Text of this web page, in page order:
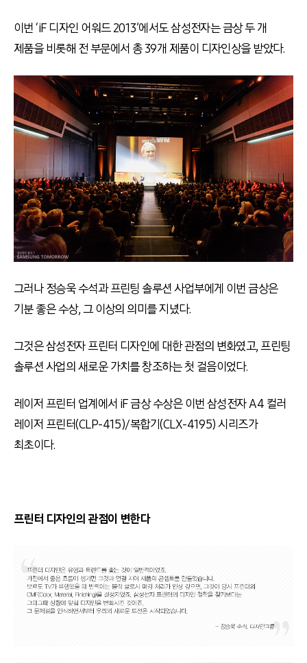
이번 ‘iF 디자인 어워드 2013’에서도 삼성전자는 금상 두 개
제품을 비롯해 전 부문에서 총 39개 제품이 디자인상을 받았다.
그러나 정승욱 수석과 프린팅 솔루션 사업부에게 이번 금상은
기분 좋은 수상, 그 이상의 의미를 지녔다.
그것은 삼성전자 프린터 디자인에 대한 관점의 변화였고, 프린팅
솔루션 사업의 새로운 가치를 창조하는 첫 걸음이었다.
레이저 프린터 업계에서 iF 금상 수상은 이번 삼성전자 A4 컬러
레이저 프린터(CLP-415)/복합기(CLX-4195) 시리즈가
최초이다.
프린터 디자인의 관점이 변한다